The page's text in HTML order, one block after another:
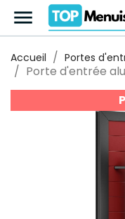

Accueil Portes
Porte d'entrée